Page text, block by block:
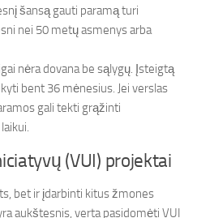
šansą gauti paramą turi
nei 50 metų asmenys arba
nėra dovana be sąlygų. Įsteigtą
bent 36 mėnesius. Jei verslas
gali tekti grąžinti
(VUI) projektai
bet ir įdarbinti kitus žmones
aukštesnis, verta pasidomėti VUI